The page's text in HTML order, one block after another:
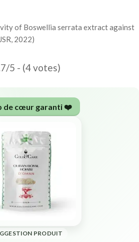
of Boswellia serrata extract against
2022)
5 - (4 votes)
de cœur garanti ❤️
PRODUIT